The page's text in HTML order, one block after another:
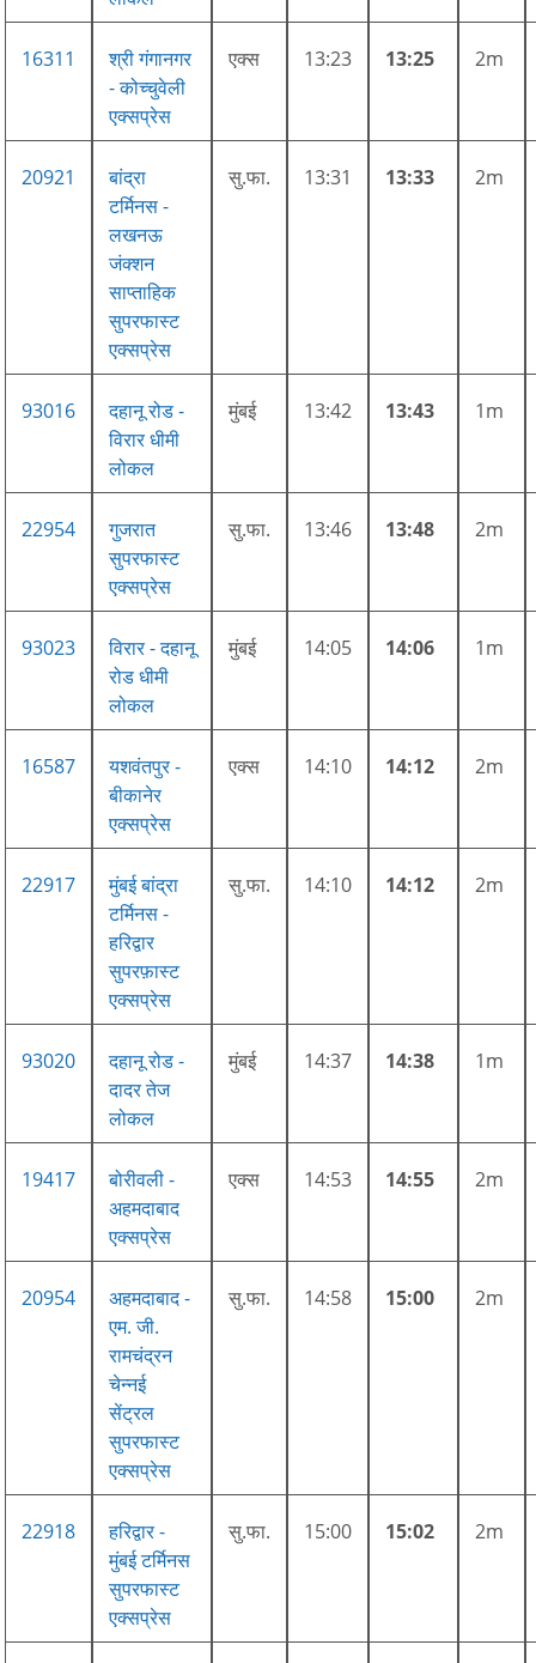
16311
श्री गंगानगर
- कोच्चुवेली
एक्सप्रेस
एक्स 13:23 13:25 2m
20921
बांद्रा
टर्मिनस -
लखनऊ
जंक्शन
साप्ताहिक
सुपरफास्ट
एक्सप्रेस
सु.फा. 13:31 13:33 2m
93016
दहानू रोड -
विरार धीमी
लोकल
मुंबई 13:42 13:43 1m
22954
गुजरात
सुपरफास्ट
एक्सप्रेस
सु.फा. 13:46 13:48 2m
93023
विरार - दहानू
रोड धीमी
लोकल
मुंबई 14:05 14:06 1m
16587
यशवंतपुर -
बीकानेर
एक्सप्रेस
एक्स 14:10 14:12 2m
22917
मुंबई बांद्रा
टर्मिनस -
हरिद्वार
सुपरफ़ास्ट
एक्सप्रेस
सु.फा. 14:10 14:12 2m
93020
दहानू रोड -
दादर तेज
लोकल
मुंबई 14:37 14:38 1m
19417
बोरीवली -
अहमदाबाद
एक्सप्रेस
एक्स 14:53 14:55 2m
20954
अहमदाबाद -
एम. जी.
रामचंद्रन
चेन्नई
सेंट्रल
सुपरफास्ट
एक्सप्रेस
सु.फा. 14:58 15:00 2m
22918
हरिद्वार -
मुंबई टर्मिनस
सुपरफास्ट
एक्सप्रेस
सु.फा. 15:00 15:02 2m